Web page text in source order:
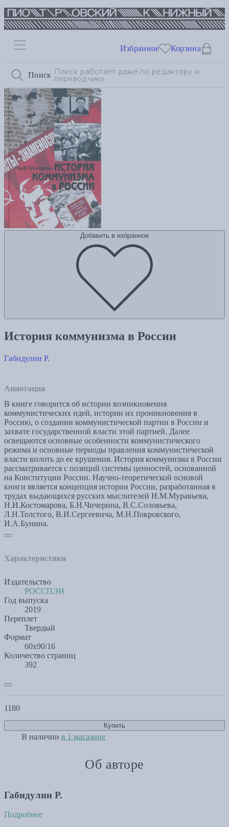
Поиск
Избранное Корзина
Добавить в избранное
История коммунизма в России
Габидулин Р.
Аннотация
В книге говорится об истории возникновения
коммунистических идей, истории их проникновения в
Россию, о создании коммунистической партии в России и
захвате государственной власти этой партией. Далее
освещаются основные особенности коммунистического
режима и основные периоды правления коммунистической
власти вплоть до ее крушения. История коммунизма в России
рассматривается с позиций системы ценностей, основанной
на Конституции России. Научно-теоретической основой
книги является концепция истории России, разработанная в
трудах выдающихся русских мыслителей Н.М.Муравьева,
Н.И.Костомарова, Б.Н.Чичерина, В.С.Соловьева,
Л.Н.Толстого, В.И.Сергеевича, М.Н.Покровского,
И.А.Бунина.
Характеристики
Издательство
РОССПЭН
Год выпуска
2019
Переплет
Твердый
Формат
60x90/16
Количество страниц
392
1180
Купить
В наличии в 1 магазине
Об авторе
Габидулин Р.
Подробнее